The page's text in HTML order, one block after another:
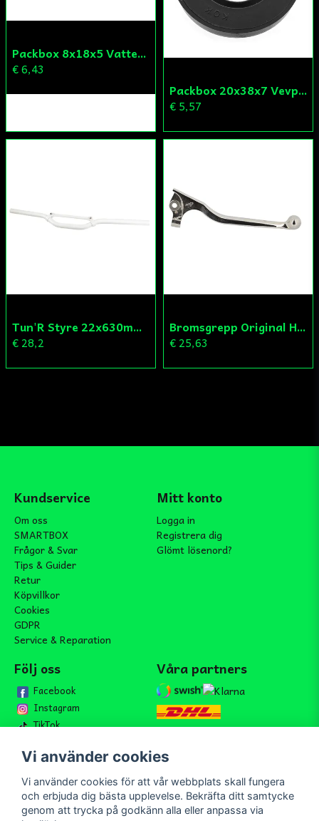
Packbox 8x18x5 Vattenpump Aprilia/Derbi/Gilera (original)
€ 6,43
Packbox 20x38x7 Vevparti Derbi (original)
€ 5,57
Tun'R Styre 22x630mm Vit
€ 28,2
Bromsgrepp Original Hö Peugeot Ludix/Speedfight/Vivacity
€ 25,63
Kundservice
Om oss
SMARTBOX
Frågor & Svar
Tips & Guider
Retur
Köpvillkor
Cookies
GDPR
Service & Reparation
Mitt konto
Logga in
Registrera dig
Glömt lösenord?
Följ oss
Facebook
Instagram
TikTok
Våra partners
Bli medlem i vårt nyhetsbrev
email
Mejladress
Vi använder cookies
Vi använder cookies för att vår webbplats skall fungera
och erbjuda dig bästa upplevelse. Bekräfta ditt samtycke
genom att trycka på godkänn alla eller anpassa via